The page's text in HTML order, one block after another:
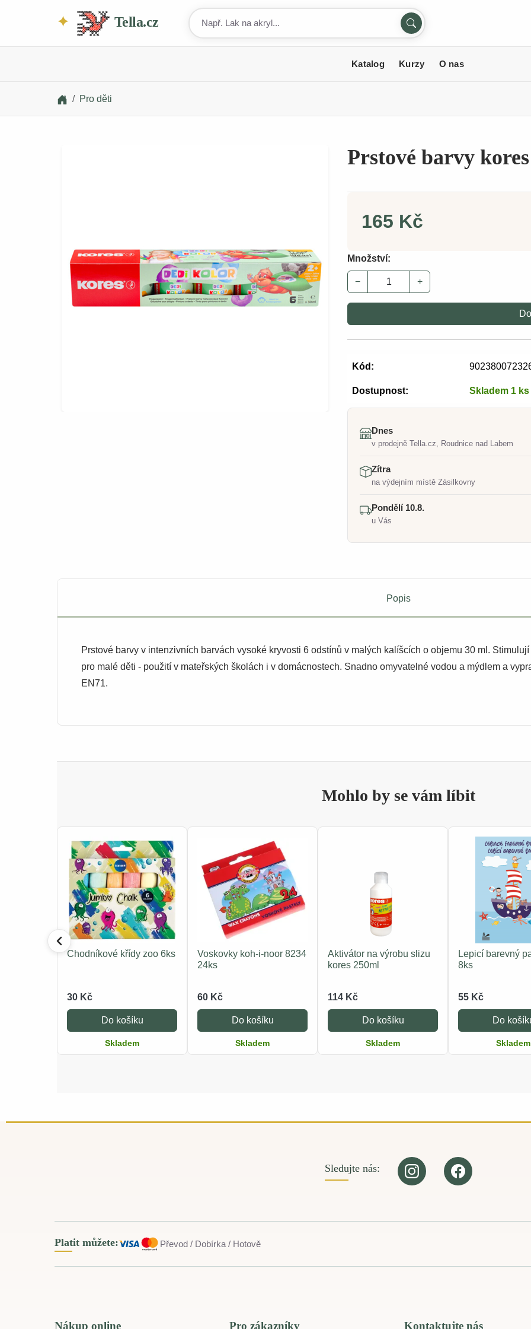
Tella.cz
Katalog Kurzy O nas
Pro děti
Prstové barvy
165 Kč
Množství:
− +
Kód:
Dostupnost: Skladem 1 ks
Dnes
v prodejně Tella.cz, Roudnice nad Labem
Zítra
na výdejním místě Zásilkovny
Pondělí 10.8.
u Vás
Popis
Prstové barvy v intenzivních barvách vysoké kryvosti 6 odstínů v malých kalíšcích o objemu 30 ml.
pro malé děti - použití v mateřských školách i v domácnostech. Snadno omyvatelné vodou a mýdlem a
EN71.
Mohlo by se vám líbit
Chodníkové křídy zoo 6ks
30 Kč
Do košíku
Skladem
Voskovky koh-i-noor 8234
24ks
60 Kč
Do košíku
Skladem
Aktivátor na výrobu slizu
kores 250ml
114 Kč
Do košíku
Skladem
Lepicí barevný
8ks
55 Kč
Do
Skladem
Sledujte nás:
Platit můžete: Převod / Dobírka / Hotově
Nákup online Pro zákazníky Kontaktujte nás